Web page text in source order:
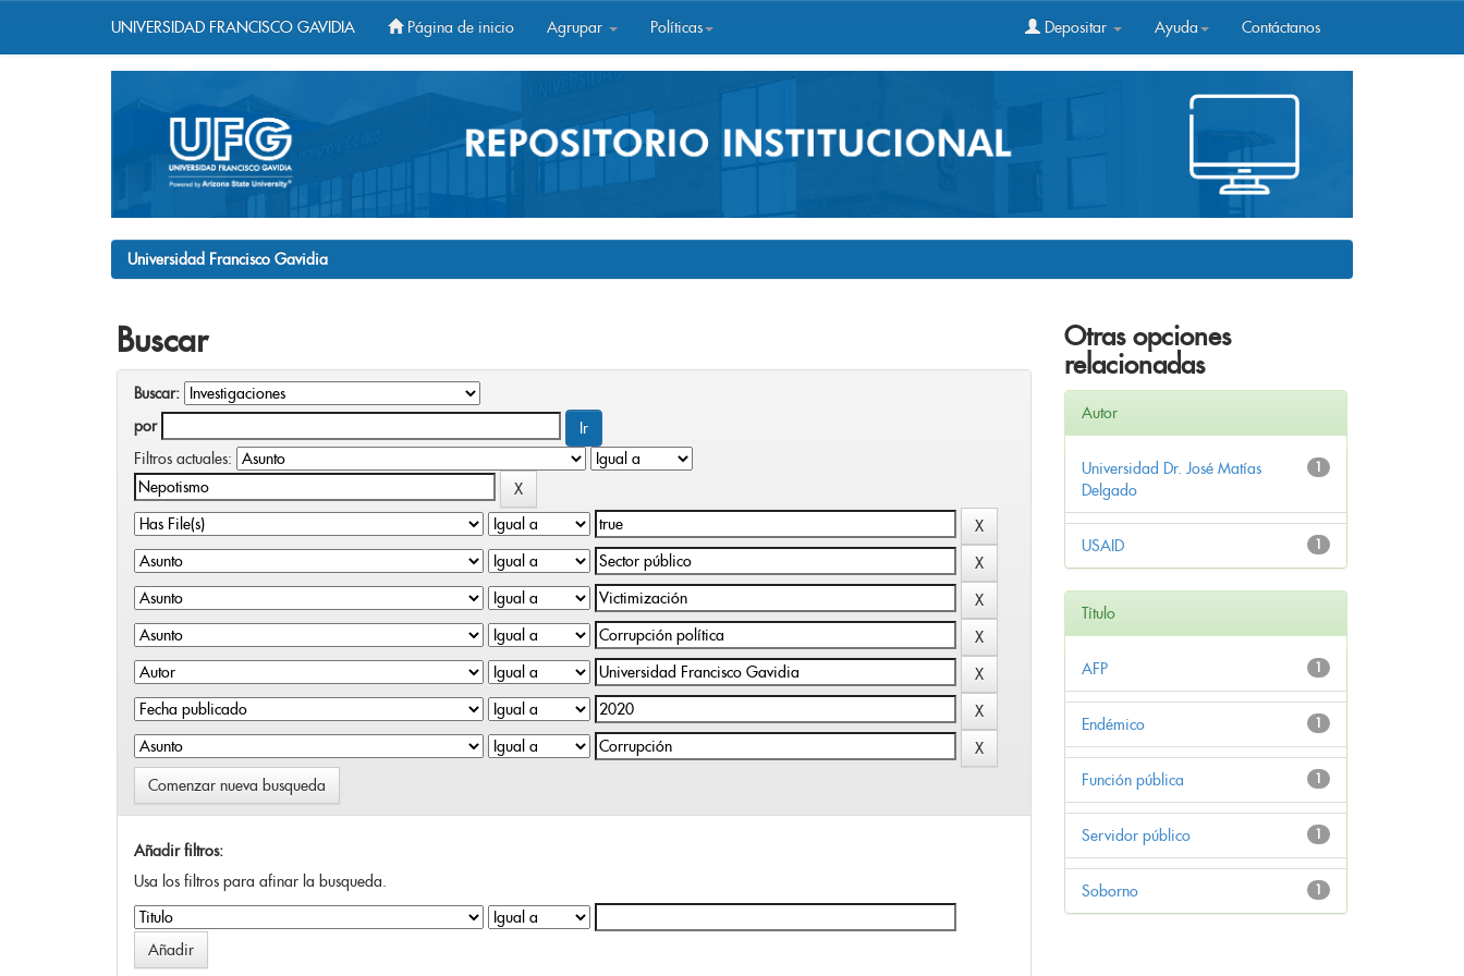
UNIVERSIDAD FRANCISCO GAVIDIA Página de inicio Agrupar Políticas Depositar Ayuda Contáctanos
Universidad Francisco Gavidia
Buscar
Buscar:
por
Filtros actuales:
Comenzar nueva busqueda
Añadir filtros:
Usa los filtros para afinar la busqueda.
Otras opciones
relacionadas
Autor
1
Universidad Dr. José Matías
Delgado
1
USAID
Título
1
AFP
1
Endémico
1
Función pública
1
Servidor público
1
Soborno